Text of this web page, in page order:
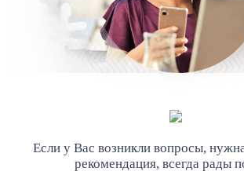
Если у Вас возникли вопросы,
рекомендация, всегда рады